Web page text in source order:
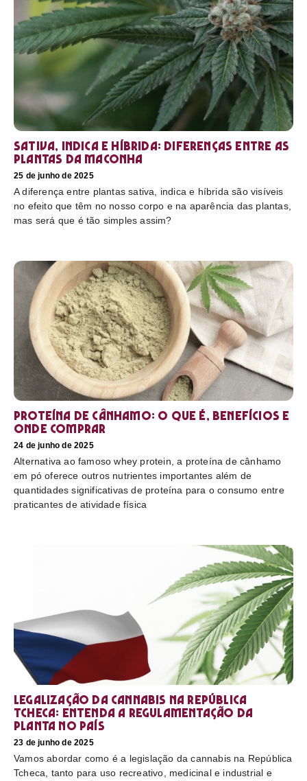
Sativa, Indica e Híbrida: diferenças entre as
plantas da maconha
25 de junho de 2025
A diferença entre plantas sativa, indica e híbrida são visíveis
no efeito que têm no nosso corpo e na aparência das plantas,
mas será que é tão simples assim?
Proteína de cânhamo: o que é, benefícios e
onde comprar
24 de junho de 2025
Alternativa ao famoso whey protein, a proteína de cânhamo
em pó oferece outros nutrientes importantes além de
quantidades significativas de proteína para o consumo entre
praticantes de atividade física
Legalização da cannabis na República
Tcheca: entenda a regulamentação da
planta no país
23 de junho de 2025
Vamos abordar como é a legislação da cannabis na República
Tcheca, tanto para uso recreativo, medicinal e industrial e